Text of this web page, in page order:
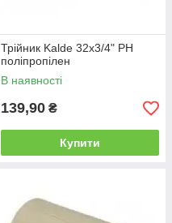
Трійник Kalde 32х3/4" РН
поліпропілен
В наявності
139,90 ₴
Купити